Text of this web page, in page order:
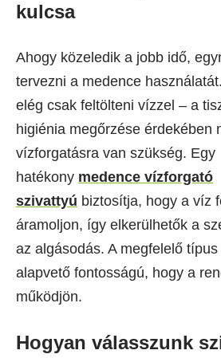
kulcsa
Ahogy közeledik a jobb idő,
tervezni a medence
elég csak feltölteni vízzel – a
higiénia megőrzése érdekében
vízforgatásra van szükség. Egy
hatékony medence vízforgató
szivattyú biztosítja, hogy a víz
áramoljon, így elkerülhetők a
az algásodás. A megfelelő
alapvető fontosságú, hogy a
működjön.
Hogyan válasszunk